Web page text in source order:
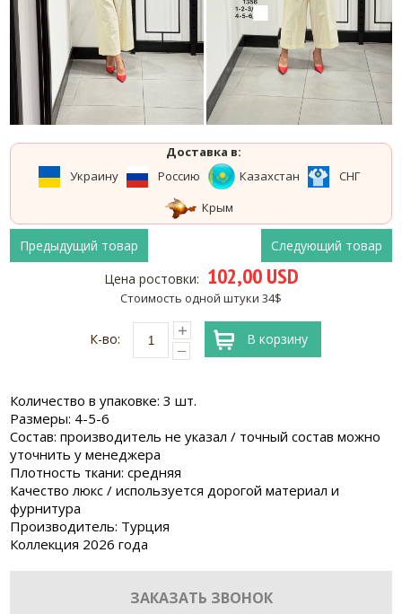
Доставка в:
Украину
Россию Казахстан
СНГ
Крым
Предыдущий товар
Следующий товар
Цена ростовки: 102,00 USD
Стоимость одной штуки 34$
К-во: В корзину
Количество в упаковке: 3 шт.
Размеры: 4-5-6
Состав: производитель не указал / точный состав можно
уточнить у менеджера
Плотность ткани: средняя
Качество люкс / используется дорогой материал и
фурнитура
Производитель: Турция
Коллекция 2026 года
ЗАКАЗАТЬ ЗВОНОК